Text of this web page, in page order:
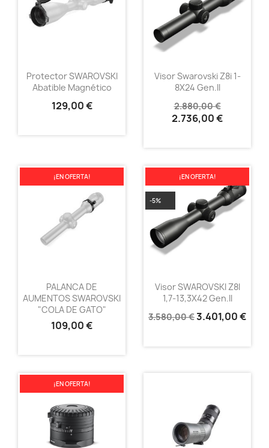
Protector SWAROVSKI
Abatible Magnético
129,00 €
Visor Swarovski Z8i 1-
8X24 Gen.II
2.880,00 €
2.736,00 €
PALANCA DE
AUMENTOS SWAROVSKI
"COLA DE GATO"
109,00 €
¡EN OFERTA!
Visor SWAROVSKI Z8I
1,7-13,3X42 Gen.II
3.580,00 €3.401,00 €
¡EN OFERTA!
-5%
¡EN OFERTA!